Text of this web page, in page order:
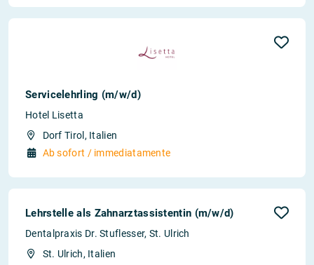
Servicelehrling (m/w/d)
Hotel Lisetta
Dorf Tirol, Italien
Ab sofort / immediatamente
Lehrstelle als Zahnarztassistentin (m/w/d)
Dentalpraxis Dr. Stuflesser, St. Ulrich
St. Ulrich, Italien